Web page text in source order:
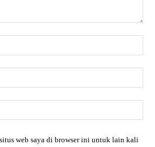
web saya di browser ini untuk lain kali